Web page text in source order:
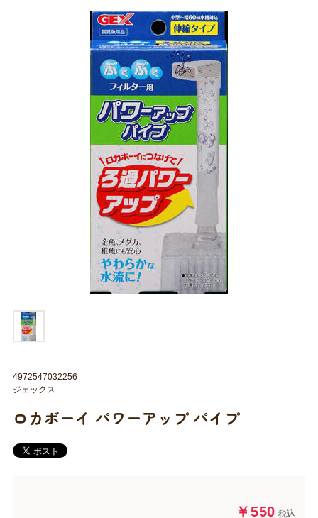
日用品（デイリー） リビング雑貨
シニアサポート
ロカボーイ パワーアップ パイプ
￥550 税込
4972547032256
ジェックス